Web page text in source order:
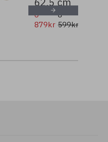
6
879kr
8
599kr